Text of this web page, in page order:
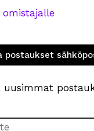
postaukset